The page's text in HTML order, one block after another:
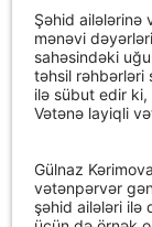
Şəhid ailələrinə
mənəvi
sahəsindəki
təhsil rəhbərləri
ilə sübut edir
Vətənə layiqli
Gülnaz
vətənpərvər
şəhid ailələri ilə